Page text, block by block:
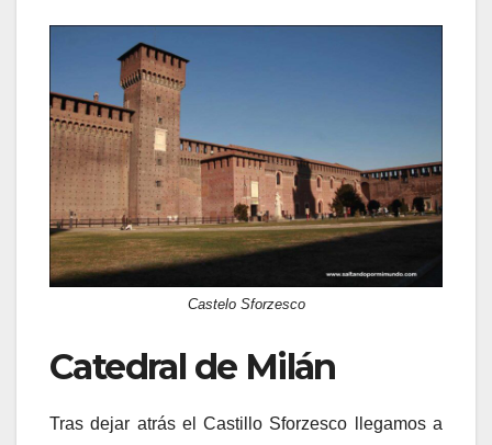
Castelo Sforzesco
Catedral de Milán
Tras dejar atrás el Castillo Sforzesco llegamos a